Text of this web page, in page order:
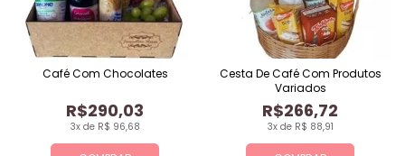
3x de R$ 96,68
R$290,03
Café Com Chocolates
3x de R$ 88,91
R$266,72
Cesta De Café Com Produtos
Variados